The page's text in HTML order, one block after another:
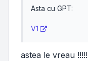
Asta cu GPT:
V1
astea le vreau !!!!!